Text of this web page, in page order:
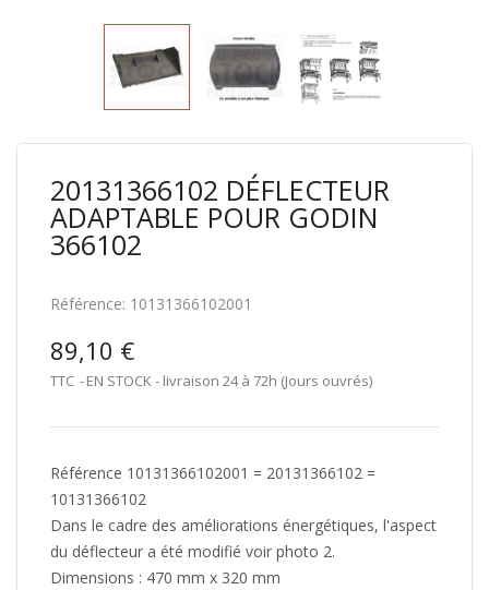
20131366102 DÉFLECTEUR
ADAPTABLE POUR GODIN
366102
Référence: 10131366102001
89,10 €
TTC EN STOCK - livraison 24 à 72h (Jours ouvrés)
Référence 10131366102001 = 20131366102 =
10131366102
Dans le cadre des améliorations énergétiques, l'aspect
du déflecteur a été modifié voir photo 2.
Dimensions : 470 mm x 320 mm